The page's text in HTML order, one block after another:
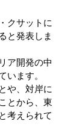
クサットに
と発表しま
ア開発の中
います。
や、対岸に
とから、東
考えられて